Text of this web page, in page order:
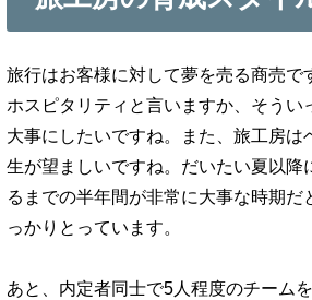
旅行はお客様に対して夢を売る商売で
ホスピタリティと言いますか、そう
大事にしたいですね。また、旅工房
生が望ましいですね。だいたい夏以
るまでの半年間が非常に大事な時期
っかりとっています。
あと、内定者同士で5人程度のチーム